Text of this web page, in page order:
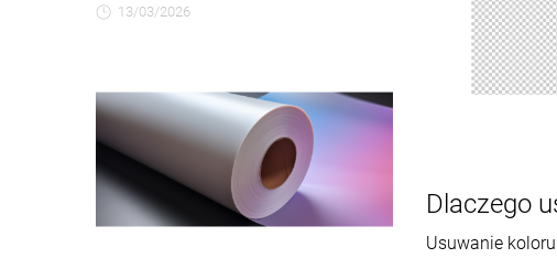
13/03/2026
Dlaczego
Usuwanie